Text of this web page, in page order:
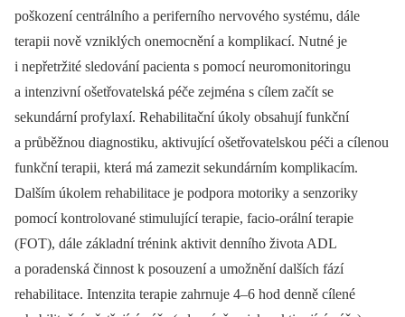
poškození cen­trálního a periferního nervového systému, dále
terapii nově vzniklých onemocnění a komplikací. Nutné je
i nepřetržité sledování pacienta s pomocí neuromonitoringu
a intenzivní ošetřovatelská péče zejména s cílem začít se
sekundární profylaxí. Rehabilitační úkoly obsahují funkční
a průběžnou diagnostiku, aktivující ošetřovatelskou péči a cílenou
funkční terapii, která má zamezit sekundárním komplikacím.
Dalším úkolem rehabilitace je podpora motoriky a senzoriky
pomocí kontrolované stimulující terapie, facio-orál­ní terapie
(FOT), dále základní trénink aktivit denního života ADL
a poradenská činnost k posouzení a umožnění dalších fází
rehabilitace. Intenzita terapie zahrnuje 4–6 hod denně cílené